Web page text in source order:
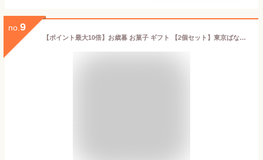
no. 9
【ポイント最大10倍】お歳暮 お菓子 ギフト 【2個セット】東京ばな奈8枚入「見ぃつけたっ」＆「ピカチュウ」 お中元 敬老の日 夏ギフト お菓子 和菓子 東京お土産 スイーツ ケーキ プレゼント プチギフト